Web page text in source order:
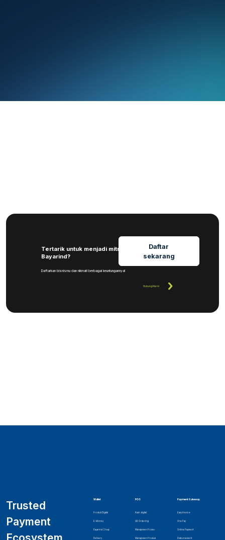
Tertarik untuk menjadi mitra
Bayarind?
Daftarkan bisnismu dan nikmati berbagai keuntungannya!
Daftar
sekarang
Hubungi Kami
Trusted
Payment
Wallet
Produk Digital
E-Money
Bayarind Shop
Delivery
POS
Kasir digital
QR Ordering
Manajemen Promo
Manajemen Produk
Payment Gateway
Easy Invoice
One Pay
Online Payment
Disbursement